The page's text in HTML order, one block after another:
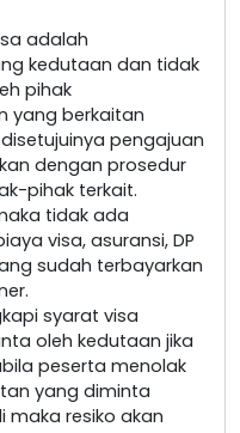
adalah
kedutaan dan tidak
pihak
yang berkaitan
pengajuan
dengan prosedur
pihak terkait.
tidak ada
visa, asuransi, DP
sudah terbayarkan
syarat visa
oleh kedutaan jika
peserta menolak
yang diminta
maka resiko akan